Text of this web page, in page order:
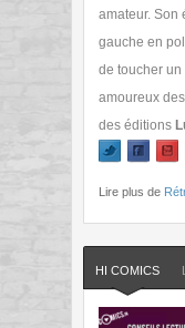
amateur. Son
gauche en
de toucher
amoureux
des éditions
Lire plus de
HI COMICS